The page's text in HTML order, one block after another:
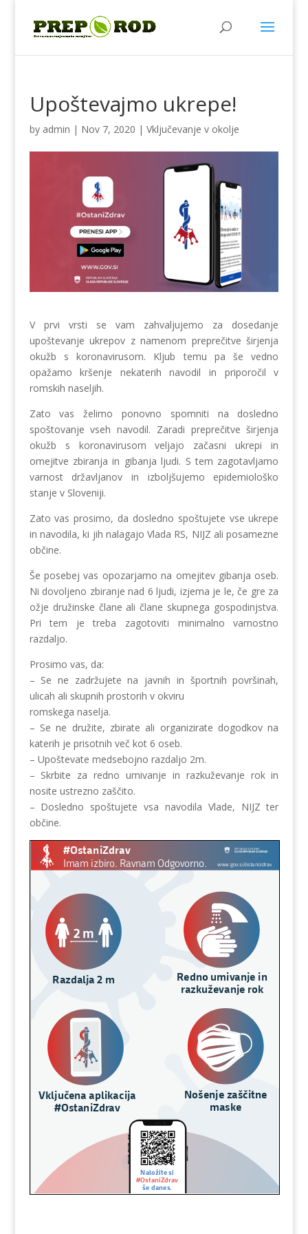
Upoštevajmo ukrepe!
by admin | Nov 7, 2020 | Vključevanje v okolje
V prvi vrsti se vam zahvaljujemo za dosedanje
upoštevanje ukrepov z namenom preprečitve širjenja
okužb s koronavirusom. Kljub temu pa še vedno
opažamo kršenje nekaterih navodil in priporočil v
romskih naseljih.
Zato vas želimo ponovno spomniti na dosledno
spoštovanje vseh navodil. Zaradi preprečitve širjenja
okužb s koronavirusom veljajo začasni ukrepi in
omejitve zbiranja in gibanja ljudi. S tem zagotavljamo
varnost državljanov in izboljšujemo epidemiološko
stanje v Sloveniji.
Zato vas prosimo, da dosledno spoštujete vse ukrepe
in navodila, ki jih nalagajo Vlada RS, NIJZ ali posamezne
občine.
Še posebej vas opozarjamo na omejitev gibanja oseb.
Ni dovoljeno zbiranje nad 6 ljudi, izjema je le, če gre za
ožje družinske člane ali člane skupnega gospodinjstva.
Pri tem je treba zagotoviti minimalno varnostno
razdaljo.
Prosimo vas, da:
– Se ne zadržujete na javnih in športnih površinah,
ulicah ali skupnih prostorih v okviru
romskega naselja.
– Se ne družite, zbirate ali organizirate dogodkov na
katerih je prisotnih več kot 6 oseb.
– Upoštevate medsebojno razdaljo 2m.
– Skrbite za redno umivanje in razkuževanje rok in
nosite ustrezno zaščito.
– Dosledno spoštujete vsa navodila Vlade, NIJZ ter
občine.